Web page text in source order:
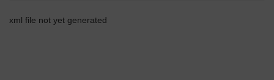
xml file not yet generated